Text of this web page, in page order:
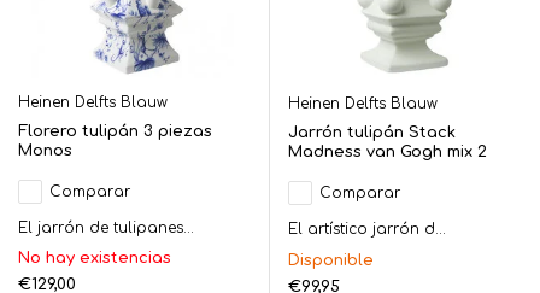
Heinen Delfts Blauw
Florero tulipán 3 piezas
Monos
Comparar
El jarrón de tulipanes...
No hay existencias
€129,00
Heinen Delfts Blauw
Jarrón tulipán Stack
Madness van Gogh mix 2
Comparar
El artístico jarrón d...
Disponible
€99,95